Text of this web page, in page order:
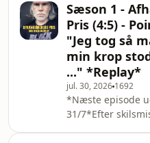
teenager, til
de mange
Vi har hørt om
afhængigheden
relationer,
fulgt ham helt
hvor døden
denne sidste
Sæson 1 -
Pris (4:5) -
"Jeg tog så
min krop
..." *Replay*
jul. 30, 2026 1692
*Næste episode
31/7*Efter